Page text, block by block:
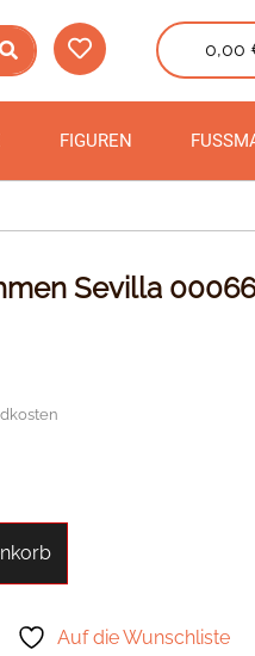
0,00
FIGUREN
Sevilla
Auf die Wunschliste